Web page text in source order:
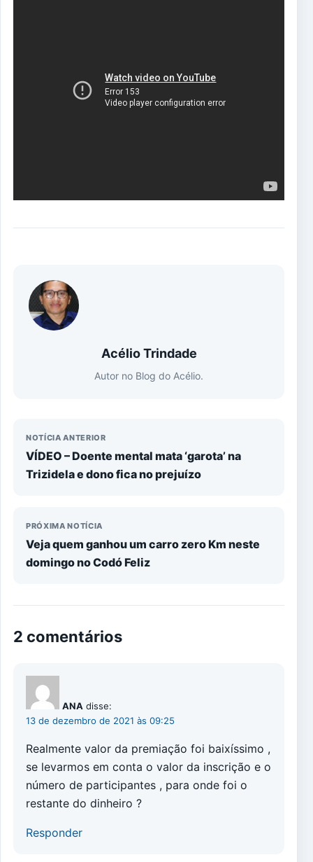
Acélio Trindade
Autor no Blog do Acélio.
NOTÍCIA ANTERIOR
VÍDEO – Doente mental mata ‘garota’ na
Trizidela e dono fica no prejuízo
PRÓXIMA NOTÍCIA
Veja quem ganhou um carro zero Km neste
domingo no Codó Feliz
2 comentários
ANA disse:
13 de dezembro de 2021 às 09:25
Realmente valor da premiação foi baixíssimo ,
se levarmos em conta o valor da inscrição e o
número de participantes , para onde foi o
restante do dinheiro ?
Responder